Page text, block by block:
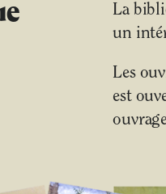
La
un
Les
est